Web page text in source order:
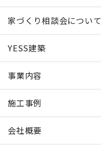
家づくり相談会について
YESS建築
事業内容
施工事例
会社概要